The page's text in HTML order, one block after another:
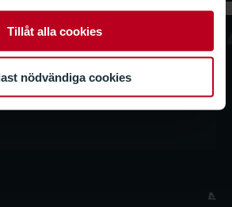
Tillåt alla cookies
nödvändiga cookies